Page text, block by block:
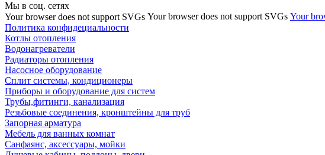
Мы в соц. сетях
Your browser does not support SVGs Your browser does not support SVGs Your
Политика конфидециальности
Котлы отопления
Водонагреватели
Радиаторы отопления
Насосное оборудование
Сплит системы, кондиционеры
Приборы и оборудование для систем
Трубы,фитинги, канализация
Резьбовые соединения, кронштейны для труб
Запорная арматура
Мебель для ванных комнат
Санфаянс, аксессуары, мойки